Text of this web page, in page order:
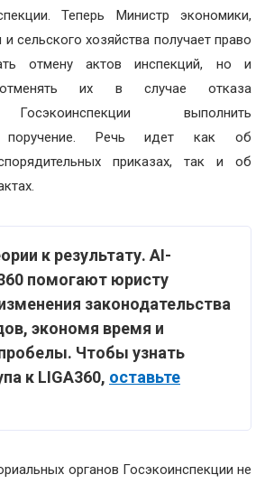
Теперь Министр экономики,
сельского хозяйства получает право
отмену актов инспекций, но и
отменять их в случае отказа
выполнить
поручение. Речь идет как об
приказах, так и об
к результату. AI-
помогают юристу
законодательства
экономя время и
Чтобы узнать
к LIGA360, оставьте
органов Госэкоинспекции не